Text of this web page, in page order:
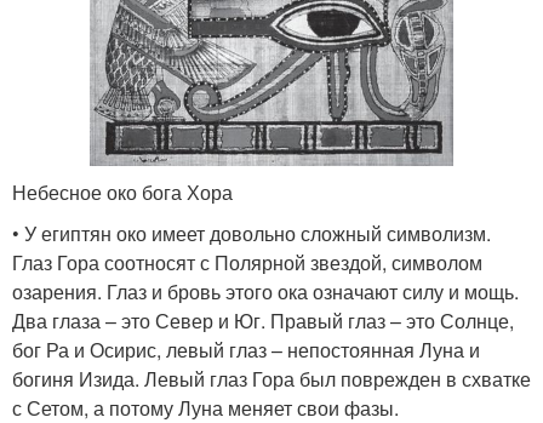
Небесное око бога Хора
• У египтян око имеет довольно сложный символизм.
Глаз Гора соотносят с Полярной звездой, символом
озарения. Глаз и бровь этого ока означают силу и мощь.
Два глаза – это Север и Юг. Правый глаз – это Солнце,
бог Ра и Осирис, левый глаз – непостоянная Луна и
богиня Изида. Левый глаз Гора был поврежден в схватке
с Сетом, а потому Луна меняет свои фазы.